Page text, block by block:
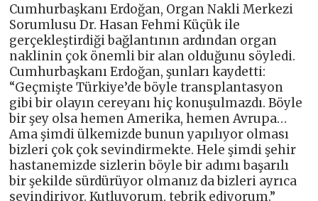
Cumhurbaşkanı Erdoğan, Organ Nakli Merkezi
Sorumlusu Dr. Hasan Fehmi Küçük ile
gerçekleştirdiği bağlantının ardından organ
naklinin çok önemli bir alan olduğunu söyledi.
Cumhurbaşkanı Erdoğan, şunları kaydetti:
“Geçmişte Türkiye’de böyle transplantasyon
gibi bir olayın cereyanı hiç konuşulmazdı. Böyle
bir şey olsa hemen Amerika, hemen Avrupa…
Ama şimdi ülkemizde bunun yapılıyor olması
bizleri çok çok sevindirmekte. Hele şimdi şehir
hastanemizde sizlerin böyle bir adımı başarılı
bir şekilde sürdürüyor olmanız da bizleri ayrıca
sevindiriyor. Kutluyorum, tebrik ediyorum.”